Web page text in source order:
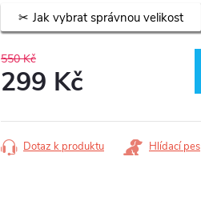
Jak vybrat správnou velikost
550 Kč
299 Kč
cena:
Dotaz k produktu Hlídací pes